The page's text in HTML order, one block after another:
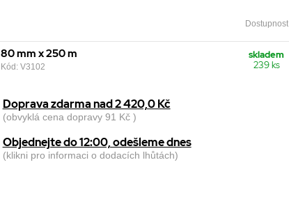
Dostupnost
80 mm x 250 m
Kód: V3102
skladem
239 ks
Doprava zdarma nad 2 420,0 Kč
(obvyklá cena dopravy 91 Kč )
Objednejte do 12:00, odešleme dnes
(klikni pro informaci o dodacích lhůtách)